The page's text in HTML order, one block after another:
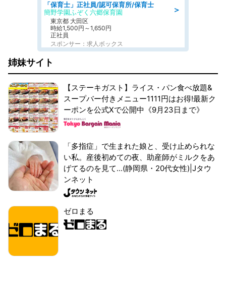
＞
「保育士」正社員/認可保育所/保育士
簡野学園ふぞく六郷保育園
東京都 大田区
時給1,500円～1,650円
正社員
スポンサー：求人ボックス
姉妹サイト
【ステーキガスト】ライス・パン食べ放題&
スープバー付きメニュー1111円はお得!最新ク
ーポンを公式Xで公開中《9月23日まで》
「多指症」で生まれた娘と、受け止められな
い私。産後初めての夜、助産師がミルクをあ
げてるのを見て...(静岡県・20代女性)|Jタウ
ンネット
ゼロまる